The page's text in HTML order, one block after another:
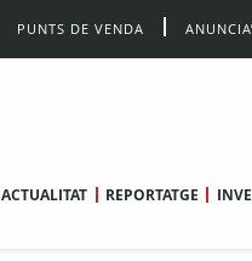
PUNTS DE VENDA
ACTUALITAT REPORTATGE